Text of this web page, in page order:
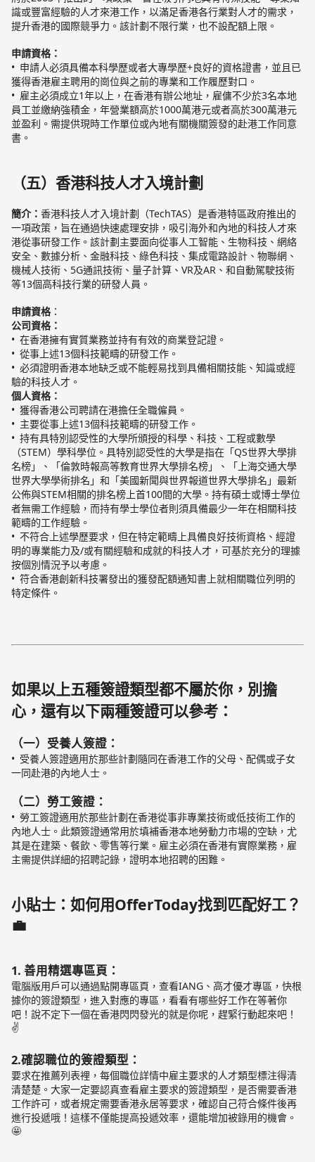
識或豐富經驗的人才來港工作，以滿足香港各行業對人才的需求，
提升香港的國際競爭力。該計劃不限行業，也不設配額上限。
申請資格：
申請人必須具備本科學歷或者大專學歷+良好的資格證書，並且已
獲得香港雇主聘用的崗位與之前的專業和工作履歷對口。
雇主必須成立1年以上，在香港有辦公地址，雇傭不少於3名本地
員工並繳納強積金，年營業額高於1000萬港元或者高於300萬港元
並盈利。需提供現時工作單位或內地有關機關簽發的赴港工作同意
書。
（五）香港科技人才入境計劃
簡介：香港科技人才入境計劃（TechTAS）是香港特區政府推出的
一項政策，旨在通過快速處理安排，吸引海外和內地的科技人才來
港從事研發工作。該計劃主要面向從事人工智能、生物科技、網絡
安全、數據分析、金融科技、綠色科技、集成電路設計、物聯網、
機械人技術、5G通訊技術、量子計算、VR及AR、和自動駕駛技術
等13個高科技行業的研發人員。
申請資格：
公司資格：
在香港擁有實質業務並持有有效的商業登記證。
從事上述13個科技範疇的研發工作。
必須證明香港本地缺乏或不能輕易找到具備相關技能、知識或經
驗的科技人才。
個人資格：
獲得香港公司聘請在港擔任全職僱員。
主要從事上述13個科技範疇的研發工作。
持有具特別認受性的大學所頒授的科學、科技、工程或數學
（STEM）學科學位。具特別認受性的大學是指在「QS世界大學排
名榜」、「倫敦時報高等教育世界大學排名榜」、「上海交通大學
世界大學學術排名」和「美國新聞與世界報道世界大學排名」最新
公佈與STEM相關的排名榜上首100間的大學。持有碩士或博士學位
者無需工作經驗，而持有學士學位者則須具備最少一年在相關科技
範疇的工作經驗。
不符合上述學歷要求，但在特定範疇上具備良好技術資格、經證
明的專業能力及/或有關經驗和成就的科技人才，可基於充分的理據
按個別情況予以考慮。
符合香港創新科技署發出的獲發配額通知書上就相關職位列明的
特定條件。
如果以上五種簽證類型都不屬於你，別擔
心，還有以下兩種簽證可以參考：
（一）受養人簽證 ：
受養人簽證適用於那些計劃隨同在香港工作的父母、配偶或子女
一同赴港的內地人士。
（二）勞工簽證 ：
勞工簽證適用於那些計劃在香港從事非專業技術或低技術工作的
內地人士。此類簽證通常用於填補香港本地勞動力市場的空缺，尤
其是在建築、餐飲、零售等行業。雇主必須在香港有實際業務，雇
主需提供詳細的招聘記錄，證明本地招聘的困難。
小貼士：如何用OfferToday找到匹配好工？
💼
1. 善用精選專區頁：
電腦版用戶可以通過點開專區頁，查看IANG、高才優才專區，快根
據你的簽證類型，進入對應的專區，看看有哪些好工作在等著你
吧！說不定下一個在香港閃閃發光的就是你呢，趕緊行動起來吧！
✌️
2.確認職位的簽證類型 ：
要求在推薦列表裡，每個職位詳情中雇主要求的人才類型標注得清
清楚楚。大家一定要認真查看雇主要求的簽證類型，是否需要香港
工作許可，或者規定需要香港永居等要求，確認自己符合條件後再
進行投遞哦！這樣不僅能提高投遞效率，還能增加被錄用的機會。
🤩